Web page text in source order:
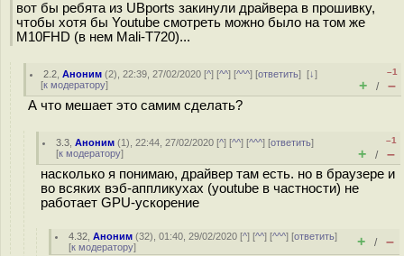
вот бы ребята из UBports закинули драйвера в прошивку,
чтобы хотя бы Youtube смотреть можно было на том же
M10FHD (в нем Mali-T720)...
2.2 ,Аноним (2), 22:39, 27/02/2020 [^] [^^] [^^^] [ответить][↓]
[к модератору]
–1
+ / –
А что мешает это самим сделать?
3.3 ,Аноним (1), 22:44, 27/02/2020 [^] [^^] [^^^] [ответить]
[к модератору]
–1
+ / –
насколько я понимаю, драйвер там есть. но в браузере и
во всяких вэб-аппликухах (youtube в частности) не
работает GPU-ускорение
4.32 ,Аноним (32), 01:40, 29/02/2020 [^] [^^] [^^^] [ответить]
[к модератору] + / –